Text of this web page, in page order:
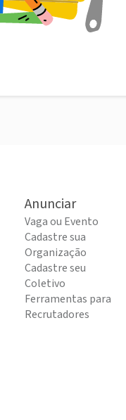
Anunciar
Vaga ou Evento
Cadastre sua
Organização
Cadastre seu
Coletivo
Ferramentas para
Recrutadores